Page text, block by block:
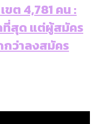
ขต 4,781 คน :
ที่สุด แต่ผู้สมัคร
กว่าลงสมัคร